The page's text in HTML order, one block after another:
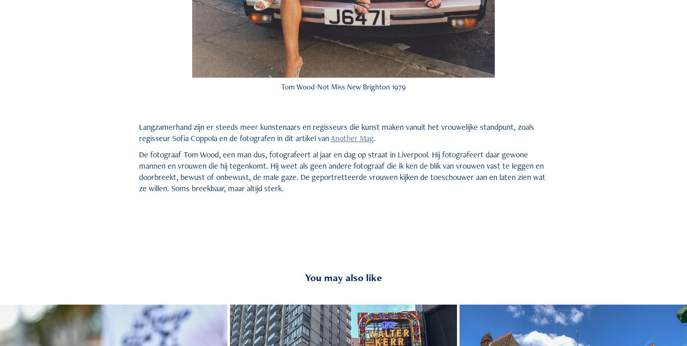
Tom Wood-Not Miss New Brighton 1979
Langzamerhand zijn er steeds meer kunstenaars en regisseurs die kunst maken vanuit het vrouwelijke standpunt, zoals
regisseur Sofia Coppola en de fotografen in dit artikel vanAnother Mag.
De fotograaf Tom Wood, een man dus, fotografeert al jaar en dag op straat in Liverpool. Hij fotografeert daar gewone
mannen en vrouwen die hij tegenkomt. Hij weet als geen andere fotograaf die ik ken de blik van vrouwen vast te leggen en
doorbreekt, bewust of onbewust, de male gaze. De geportretteerde vrouwen kijken de toeschouwer aan en laten zien wat
ze willen. Soms breekbaar, maar altijd sterk.
You may also like